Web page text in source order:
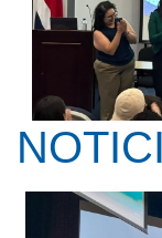
Kay Pranis